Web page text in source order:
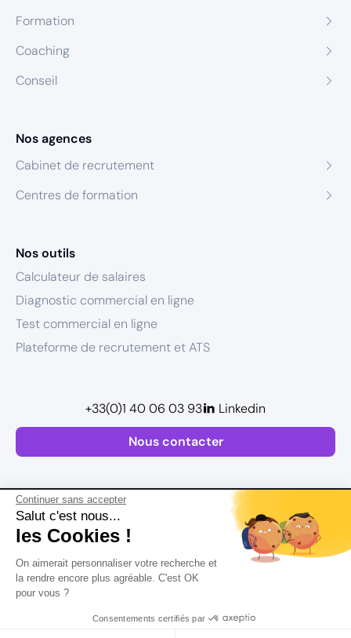
Continuer sans accepter
Salut c'est nous...
les Cookies !
On aimerait personnaliser votre recherche et
la rendre encore plus agréable. C'est OK
pour vous ?
Consentements certifiés par
Formation
Coaching
Conseil
Nos agences
Cabinet de recrutement
Centres de formation
Nos outils
Calculateur de salaires
Diagnostic commercial en ligne
Test commercial en ligne
Plateforme de recrutement et ATS
Nous contacter
+33(0)1 40 06 03 93 Linkedin
Plan de site
Mentions légales
Conditions Générales d’Utilisation
Version actualisée en
2026